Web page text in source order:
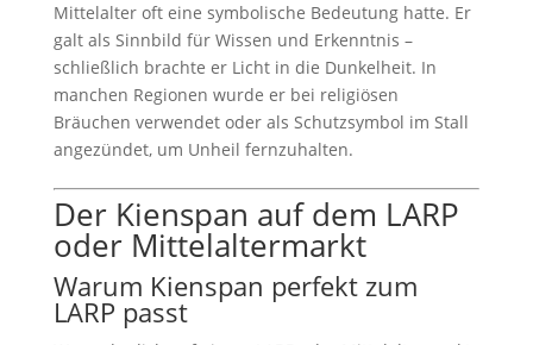
Mittelalter oft eine symbolische Bedeutung hatte. Er
galt als Sinnbild für Wissen und Erkenntnis –
schließlich brachte er Licht in die Dunkelheit. In
manchen Regionen wurde er bei religiösen
Bräuchen verwendet oder als Schutzsymbol im Stall
angezündet, um Unheil fernzuhalten.
Der Kienspan auf dem LARP
oder Mittelaltermarkt
Warum Kienspan perfekt zum
LARP passt